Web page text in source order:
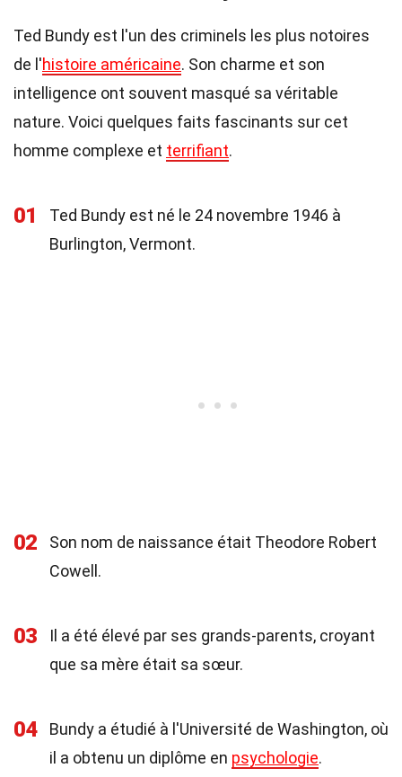
Ted Bundy est l'un des criminels les plus notoires
de l'histoire américaine. Son charme et son
intelligence ont souvent masqué sa véritable
nature. Voici quelques faits fascinants sur cet
homme complexe et terrifiant.
01
Ted Bundy est né le 24 novembre 1946 à
Burlington, Vermont.
02
Son nom de naissance était Theodore Robert
Cowell.
03
Il a été élevé par ses grands-parents, croyant
que sa mère était sa sœur.
04
Bundy a étudié à l'Université de Washington, où
il a obtenu un diplôme en psychologie.